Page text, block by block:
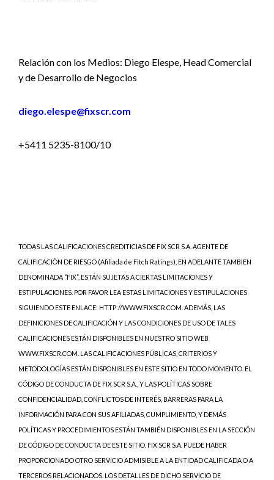
Relación con los Medios: Diego Elespe, Head Comercial
y de Desarrollo de Negocios
diego.elespe@fixscr.com
+5411 5235-8100/10
TODAS LAS CALIFICACIONES CREDITICIAS DE FIX SCR S.A. AGENTE DE
CALIFICACIÒN DE RIESGO (Afiliada de Fitch Ratings), EN ADELANTE TAMBIEN
DENOMINADA “FIX”, ESTÁN SUJETAS A CIERTAS LIMITACIONES Y
ESTIPULACIONES. POR FAVOR LEA ESTAS LIMITACIONES Y ESTIPULACIONES
SIGUIENDO ESTE ENLACE: HTTP://WWW.FIXSCR.COM. ADEMÁS, LAS
DEFINICIONES DE CALIFICACIÓN Y LAS CONDICIONES DE USO DE TALES
CALIFICACIONES ESTÁN DISPONIBLES EN NUESTRO SITIO WEB
WWW.FIXSCR.COM. LAS CALIFICACIONES PÚBLICAS, CRITERIOS Y
METODOLOGÍAS ESTÁN DISPONIBLES EN ESTE SITIO EN TODO MOMENTO. EL
CÓDIGO DE CONDUCTA DE FIX SCR S.A., Y LAS POLÍTICAS SOBRE
CONFIDENCIALIDAD, CONFLICTOS DE INTERÉS, BARRERAS PARA LA
INFORMACIÓN PARA CON SUS AFILIADAS, CUMPLIMIENTO, Y DEMÁS
POLÍTICAS Y PROCEDIMIENTOS ESTÁN TAMBIÉN DISPONIBLES EN LA SECCIÓN
DE CÓDIGO DE CONDUCTA DE ESTE SITIO. FIX SCR S.A. PUEDE HABER
PROPORCIONADO OTRO SERVICIO ADMISIBLE A LA ENTIDAD CALIFICADA O A
TERCEROS RELACIONADOS. LOS DETALLES DE DICHO SERVICIO DE